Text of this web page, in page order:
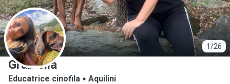
1/26
G
Graziella
Educatrice cinofila
Aquilini